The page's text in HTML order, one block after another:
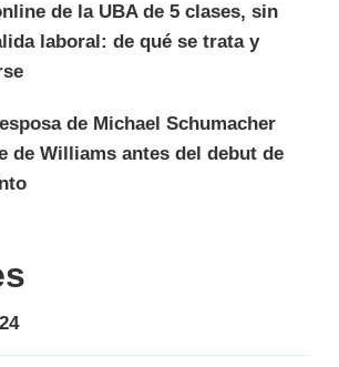
de la UBA de 5 clases, sin
laboral: de qué se trata y
de Michael Schumacher
de Williams antes del debut de